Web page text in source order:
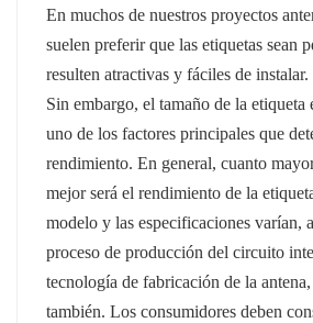
En muchos de nuestros proyectos
suelen preferir que las etiquetas sean
resulten atractivas y fáciles de instalar.
Sin embargo, el tamaño de la etiqueta
uno de los factores principales que
rendimiento. En general, cuanto
mejor será el rendimiento de la
modelo y las especificaciones varían,
proceso de producción del circuito
tecnología de fabricación de la
también. Los consumidores deben